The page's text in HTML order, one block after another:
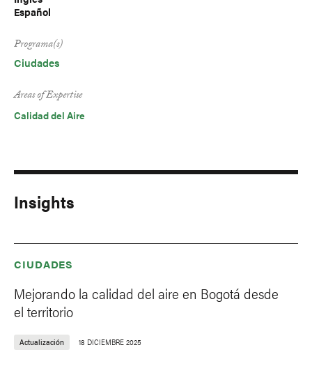
Español
Programa(s)
Ciudades
Areas of Expertise
Calidad del Aire
Insights
CIUDADES
Mejorando la calidad del aire en Bogotá desde
el territorio
Actualización 18 DICIEMBRE 2025